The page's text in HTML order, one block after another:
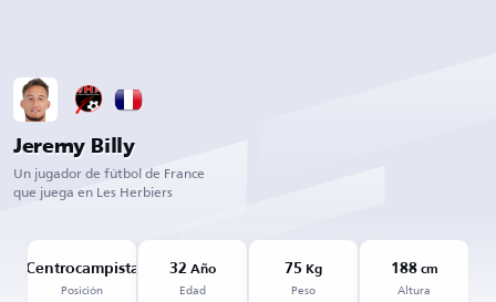
Jeremy Billy
Un jugador de fútbol de France
que juega en Les Herbiers
Centrocampista
Posición
32 Año
Edad
75 Kg
Peso
188cm
Altura